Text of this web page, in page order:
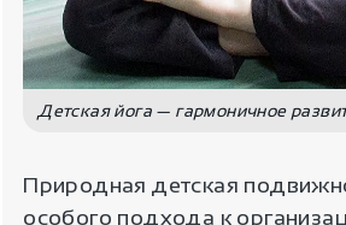
Детская йога — гармоничное
Природная детская
особого подхода к